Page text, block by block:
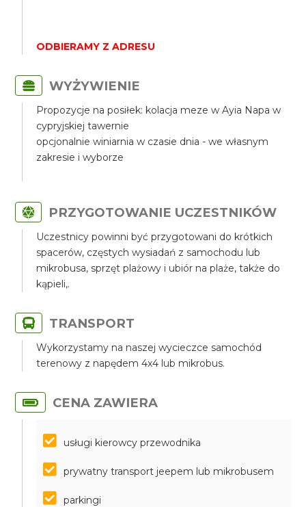
ODBIERAMY Z ADRESU
WYŻYWIENIE
Propozycje na posiłek: kolacja meze w Ayia Napa w
cypryjskiej tawernie
opcjonalnie winiarnia w czasie dnia - we własnym
zakresie i wyborze
PRZYGOTOWANIE UCZESTNIKÓW
Uczestnicy powinni być przygotowani do krótkich
spacerów, częstych wysiadań z samochodu lub
mikrobusa, sprzęt plażowy i ubiór na plaże, także do
kąpieli,.
TRANSPORT
Wykorzystamy na naszej wycieczce samochód
terenowy z napędem 4x4 lub mikrobus.
CENA ZAWIERA
usługi kierowcy przewodnika
prywatny transport jeepem lub mikrobusem
parkingi